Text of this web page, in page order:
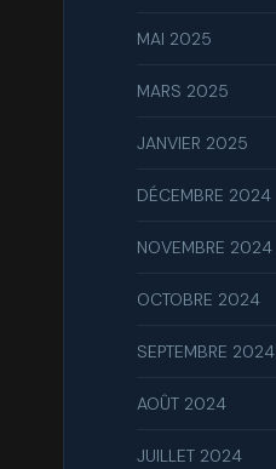
MAI 2025
MARS 2025
JANVIER 2025
DÉCEMBRE 2024
NOVEMBRE 2024
OCTOBRE 2024
SEPTEMBRE 2024
AOÛT 2024
JUILLET 2024